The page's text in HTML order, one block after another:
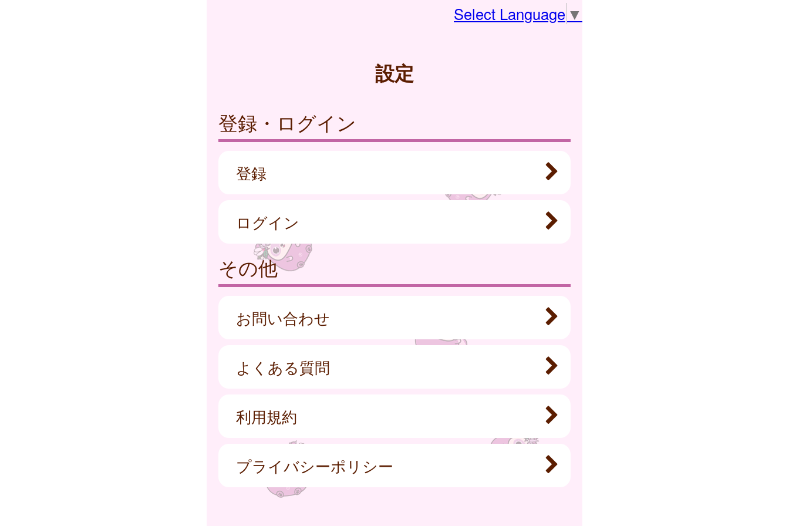
Select Language ▼
設定
登録・ログイン
登録
ログイン
その他
お問い合わせ
よくある質問
利用規約
プライバシーポリシー